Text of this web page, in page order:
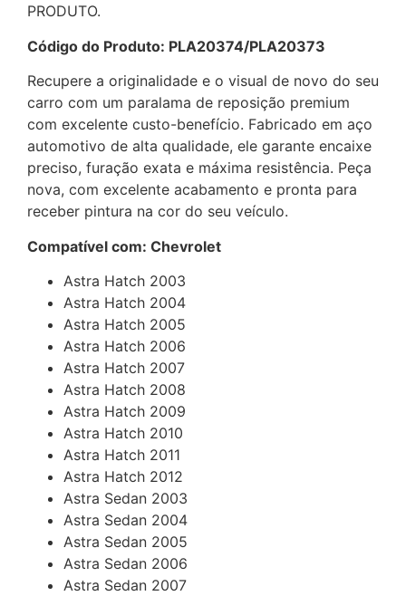
PRODUTO.
Código do Produto: PLA20374/PLA20373
Recupere a originalidade e o visual de novo do seu
carro com um paralama de reposição premium
com excelente custo-benefício. Fabricado em aço
automotivo de alta qualidade, ele garante encaixe
preciso, furação exata e máxima resistência. Peça
nova, com excelente acabamento e pronta para
receber pintura na cor do seu veículo.
Compatível com: Chevrolet
Astra Hatch 2003
Astra Hatch 2004
Astra Hatch 2005
Astra Hatch 2006
Astra Hatch 2007
Astra Hatch 2008
Astra Hatch 2009
Astra Hatch 2010
Astra Hatch 2011
Astra Hatch 2012
Astra Sedan 2003
Astra Sedan 2004
Astra Sedan 2005
Astra Sedan 2006
Astra Sedan 2007